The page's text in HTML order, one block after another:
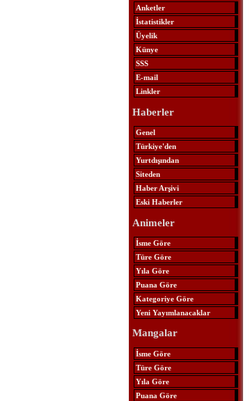
Anketler
İstatistikler
Üyelik
Künye
SSS
E-mail
Linkler
Haberler
Genel
Türkiye'den
Yurtdışından
Siteden
Haber Arşivi
Eski Haberler
Animeler
İsme Göre
Türe Göre
Yıla Göre
Puana Göre
Kategoriye Göre
Yeni Yayımlanacaklar
Mangalar
İsme Göre
Türe Göre
Yıla Göre
Puana Göre